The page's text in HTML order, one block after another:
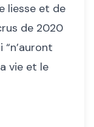
liesse et de
de 2020
vie et le